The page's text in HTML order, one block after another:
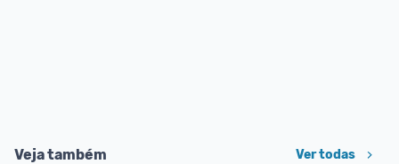
Veja também Ver todas